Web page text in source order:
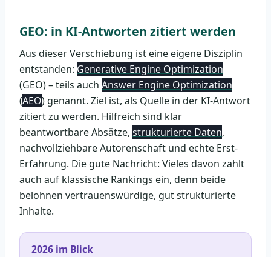
GEO: in KI-Antworten zitiert werden
Aus dieser Verschiebung ist eine eigene Disziplin
entstanden: Generative Engine Optimization
(GEO) – teils auch Answer Engine Optimization
(AEO) genannt. Ziel ist, als Quelle in der KI-Antwort
zitiert zu werden. Hilfreich sind klar
beantwortbare Absätze, strukturierte Daten,
nachvollziehbare Autorenschaft und echte Erst-
Erfahrung. Die gute Nachricht: Vieles davon zahlt
auch auf klassische Rankings ein, denn beide
belohnen vertrauenswürdige, gut strukturierte
Inhalte.
2026 im Blick